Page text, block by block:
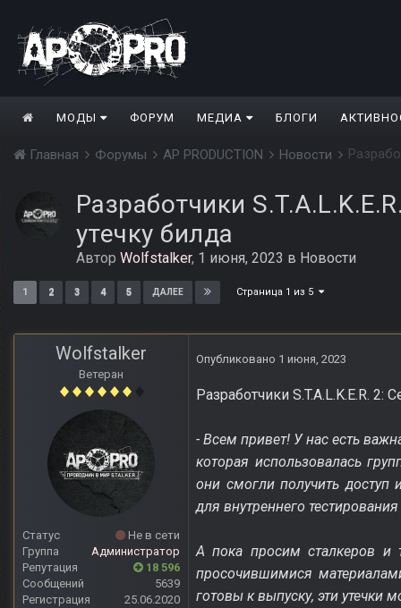
МОДЫ ФОРУМ МЕДИА БЛОГИ
Главная Форумы AP PRODUCTION Новости
Разработчики
утечку билда
Автор Wolfstalker, 1 июня, 2023 в Новости
1 2 3 4 5 ДАЛЕЕ Страница 1 из 5
Wolfstalker
Ветеран
Статус
Не в сети
Группа
Администратор
Репутация
18 596
Сообщений
5639
Регистрация
25.06.2020
Опубликовано 1 июня, 2023
Разработчики S.T.A.L.K.E.R.
- Всем привет! У нас есть
которая использовалась
они смогли получить доступ
для внутреннего
А пока просим сталкеров и
просочившимися
готовы к выпуску, эти утечки